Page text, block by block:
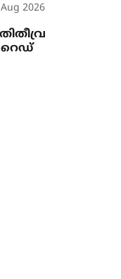
2026
റെഡ്